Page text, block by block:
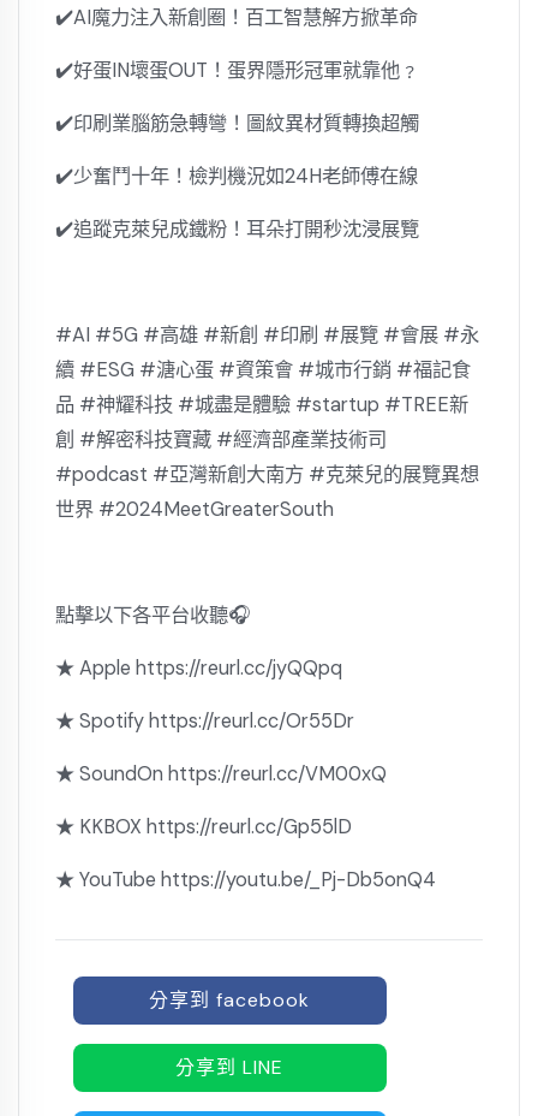
✔️AI魔力注入新創圈！百工智慧解方掀革命
✔️好蛋IN壞蛋OUT！蛋界隱形冠軍就靠他﹖
✔️印刷業腦筋急轉彎！圖紋異材質轉換超觸
✔️少奮鬥十年！檢判機況如24H老師傅在線
✔️追蹤克萊兒成鐵粉！耳朵打開秒沈浸展覽
#AI #5G #高雄 #新創 #印刷 #展覽 #會展 #永
續 #ESG #溏心蛋 #資策會 #城市行銷 #福記食
品 #神耀科技 #城盡是體驗 #startup #TREE新
創 #解密科技寶藏 #經濟部產業技術司
#podcast #亞灣新創大南方 #克萊兒的展覽異想
世界 #2024MeetGreaterSouth
點擊以下各平台收聽🎧
★ Apple https://reurl.cc/jyQQpq
★ Spotify https://reurl.cc/Or55Dr
★ SoundOn https://reurl.cc/VM00xQ
★ KKBOX https://reurl.cc/Gp55lD
★ YouTube https://youtu.be/_Pj-Db5onQ4
分享到 facebook
分享到 LINE